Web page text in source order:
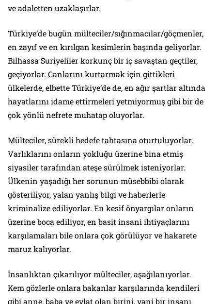
ve adaletten uzaklaşırlar.
Türkiye’de bugün mülteciler/sığınmacılar/göçmenler,
en zayıf ve en kırılgan kesimlerin başında geliyorlar.
Bilhassa Suriyeliler korkunç bir iç savaştan geçtiler,
geçiyorlar. Canlarını kurtarmak için gittikleri
ülkelerde, elbette Türkiye’de de, en ağır şartlar altında
hayatlarını idame ettirmeleri yetmiyormuş gibi bir de
çok yönlü nefrete muhatap oluyorlar.
Mülteciler, sürekli hedefe tahtasına oturtuluyorlar.
Varlıklarını onların yokluğu üzerine bina etmiş
siyasiler tarafından ateşe sürülmek isteniyorlar.
Ülkenin yaşadığı her sorunun müsebbibi olarak
gösteriliyor, yalan yanlış bilgi ve haberlerle
kriminalize ediliyorlar. En kesif önyargılar onların
üzerine boca ediliyor, en basit insani ihtiyaçlarını
karşılamaları bile onlara çok görülüyor ve hakarete
maruz kalıyorlar.
İnsanlıktan çıkarılıyor mülteciler, aşağılanıyorlar.
Kem gözlerle onlara bakanlar karşılarında kendileri
gibi anne, baba ve evlat olan birini, yani bir insanı